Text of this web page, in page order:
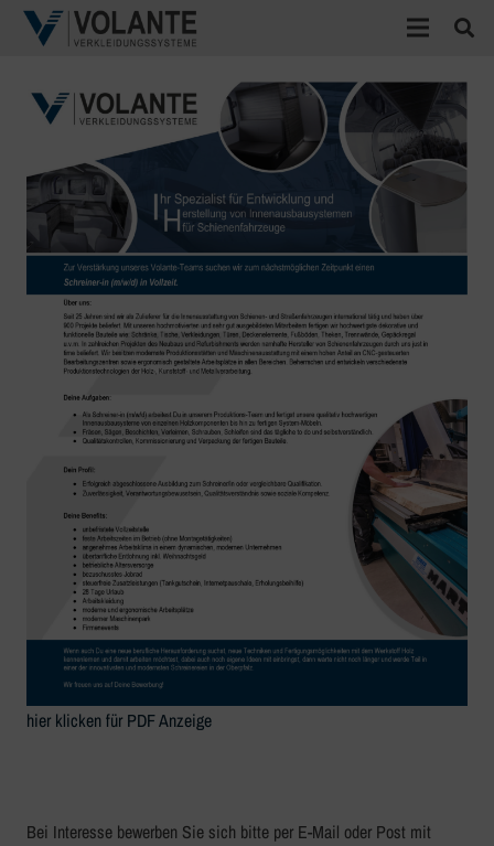
hier klicken für PDF Anzeige
Bei Interesse bewerben Sie sich bitte per E-Mail oder Post mit